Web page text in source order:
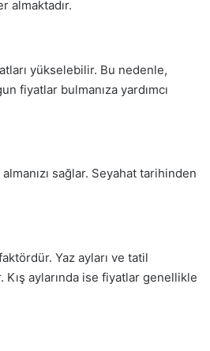
almaktadır.
yükselebilir. Bu nedenle,
fiyatlar bulmanıza yardımcı
sağlar. Seyahat tarihinden
Yaz ayları ve tatil
aylarında ise fiyatlar genellikle